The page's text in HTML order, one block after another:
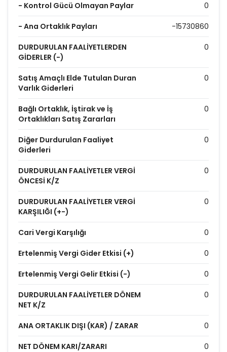
- Kontrol Gücü Olmayan Paylar 0
- Ana Ortaklık Payları -15730860
DURDURULAN FAALİYETLERDEN
GİDERLER (-)
0
Satış Amaçlı Elde Tutulan Duran
Varlık Giderleri
0
Bağlı Ortaklık, İştirak ve İş
Ortaklıkları Satış Zararları
0
Diğer Durdurulan Faaliyet
Giderleri
0
DURDURULAN FAALİYETLER VERGİ
ÖNCESİ K/Z
0
DURDURULAN FAALİYETLER VERGİ
KARŞILIĞI (+-)
0
Cari Vergi Karşılığı 0
Ertelenmiş Vergi Gider Etkisi (+) 0
Ertelenmiş Vergi Gelir Etkisi (-) 0
DURDURULAN FAALİYETLER DÖNEM
NET K/Z
0
ANA ORTAKLIK DIŞI (KAR) / ZARAR 0
NET DÖNEM KARI/ZARARI 0